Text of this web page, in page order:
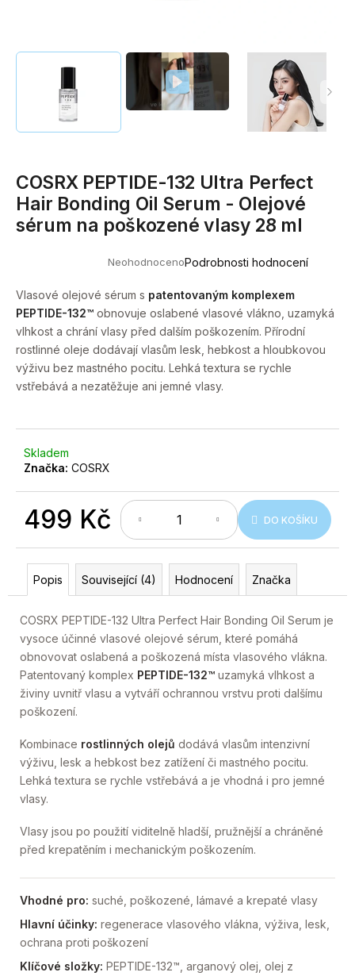
produktu
je
0,0
5
hvězdiček.
NeohodnocenoPodrobnosti hodnocení
COSRX PEPTIDE-132 Ultra Perfect
Hair Bonding Oil Serum - Olejové
sérum na poškozené vlasy 28 ml
Vlasové olejové sérum s patentovaným komplexem
PEPTIDE-132™ obnovuje oslabené vlasové vlákno, uzamyká
vlhkost a chrání vlasy před dalším poškozením. Přírodní
rostlinné oleje dodávají vlasům lesk, hebkost a hloubkovou
výživu bez mastného pocitu. Lehká textura se rychle
vstřebává a nezatěžuje ani jemné vlasy.
Skladem
Značka: COSRX
499 Kč DO KOŠÍKU
Popis Související (4) Hodnocení Značka
COSRX PEPTIDE-132 Ultra Perfect Hair Bonding Oil Serum je
vysoce účinné vlasové olejové sérum, které pomáhá
obnovovat oslabená a poškozená místa vlasového vlákna.
Patentovaný komplex PEPTIDE-132™ uzamyká vlhkost a
živiny uvnitř vlasu a vytváří ochrannou vrstvu proti dalšímu
poškození.
Kombinace rostlinných olejů dodává vlasům intenzivní
výživu, lesk a hebkost bez zatížení či mastného pocitu.
Lehká textura se rychle vstřebává a je vhodná i pro jemné
vlasy.
Vlasy jsou po použití viditelně hladší, pružnější a chráněné
před krepatěním i mechanickým poškozením.
Vhodné pro: suché, poškozené, lámavé a krepaté vlasy
Hlavní účinky: regenerace vlasového vlákna, výživa, lesk,
ochrana proti poškození
Klíčové složky: PEPTIDE-132™, arganový olej, olej z
í
HLEDAT
p
o
r
u
č
u
j
m
e